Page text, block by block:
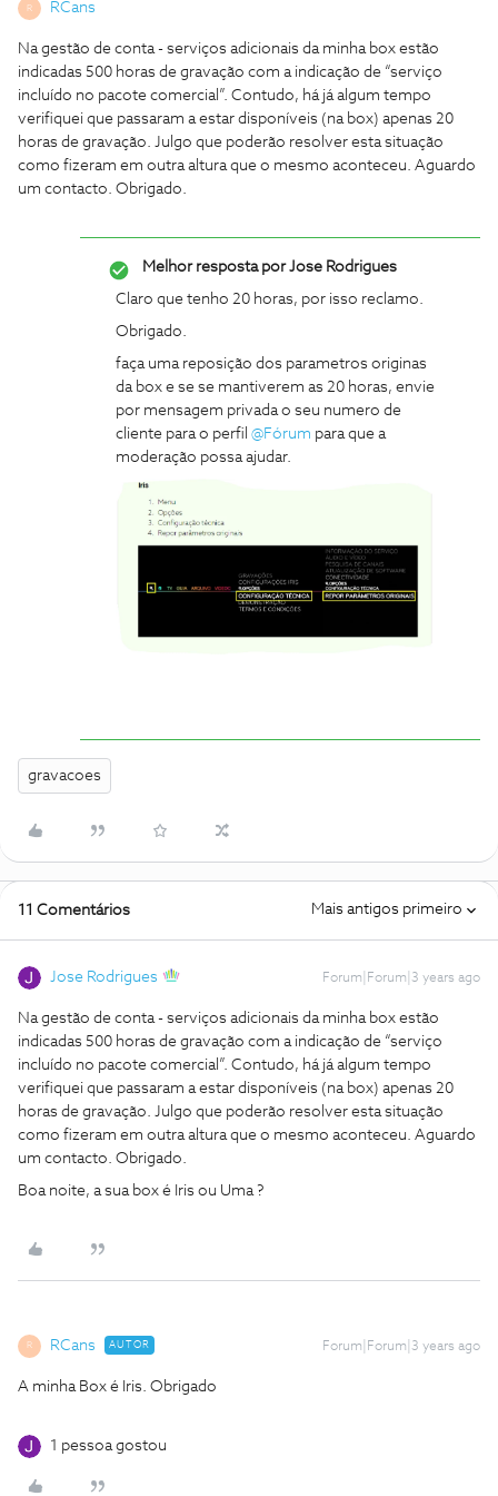
R RCans
Na gestão de conta - serviços adicionais da minha box estão
indicadas 500 horas de gravação com a indicação de “serviço
incluído no pacote comercial”. Contudo, há já algum tempo
verifiquei que passaram a estar disponíveis (na box) apenas 20
horas de gravação. Julgo que poderão resolver esta situação
como fizeram em outra altura que o mesmo aconteceu. Aguardo
um contacto. Obrigado.
Melhor resposta porJose Rodrigues
Claro que tenho 20 horas, por isso reclamo.
Obrigado.
faça uma reposição dos parametros originas
da box e se se mantiverem as 20 horas, envie
por mensagem privada o seu numero de
cliente para o perfil @Fórum para que a
moderação possa ajudar.
gravacoes
11 Comentários Mais antigos primeiro
Jose Rodrigues Forum|Forum|3 years ago
Na gestão de conta - serviços adicionais da minha box estão
indicadas 500 horas de gravação com a indicação de “serviço
incluído no pacote comercial”. Contudo, há já algum tempo
verifiquei que passaram a estar disponíveis (na box) apenas 20
horas de gravação. Julgo que poderão resolver esta situação
como fizeram em outra altura que o mesmo aconteceu. Aguardo
um contacto. Obrigado.
Boa noite, a sua box é Iris ou Uma ?
R RCans AUTOR Forum|Forum|3 years ago
A minha Box é Iris. Obrigado
1 pessoa gostou